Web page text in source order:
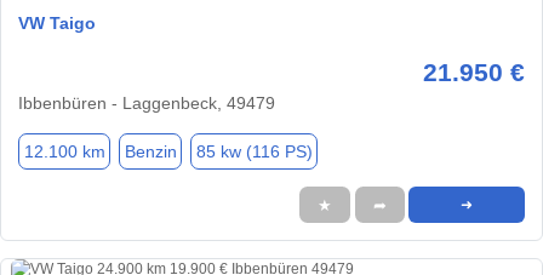
VW Taigo
21.950 €
Ibbenbüren - Laggenbeck, 49479
12.100 km Benzin 85 kw (116 PS)
★ ➦ ➜